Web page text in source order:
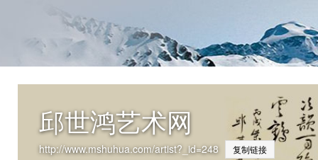
邱世鸿艺术网
http://www.mshuhua.com/artist?_id=248 复制链接